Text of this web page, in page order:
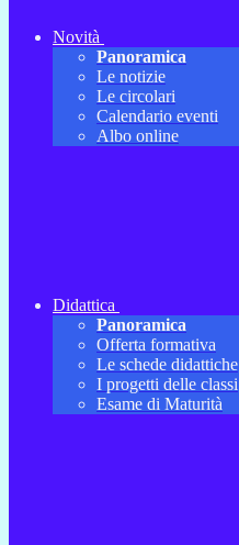
Novità
Panoramica
Le notizie
Le circolari
Calendario eventi
Albo online
Didattica
Panoramica
Offerta formativa
Le schede didattiche
I progetti delle classi
Esame di Maturità